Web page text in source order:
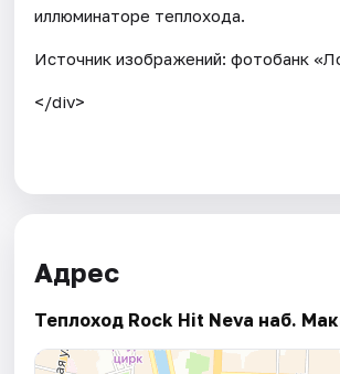
иллюминаторе теплохода.
Источник изображений: фотобанк
</div>
Адрес
Теплоход Rock Hit Neva наб.